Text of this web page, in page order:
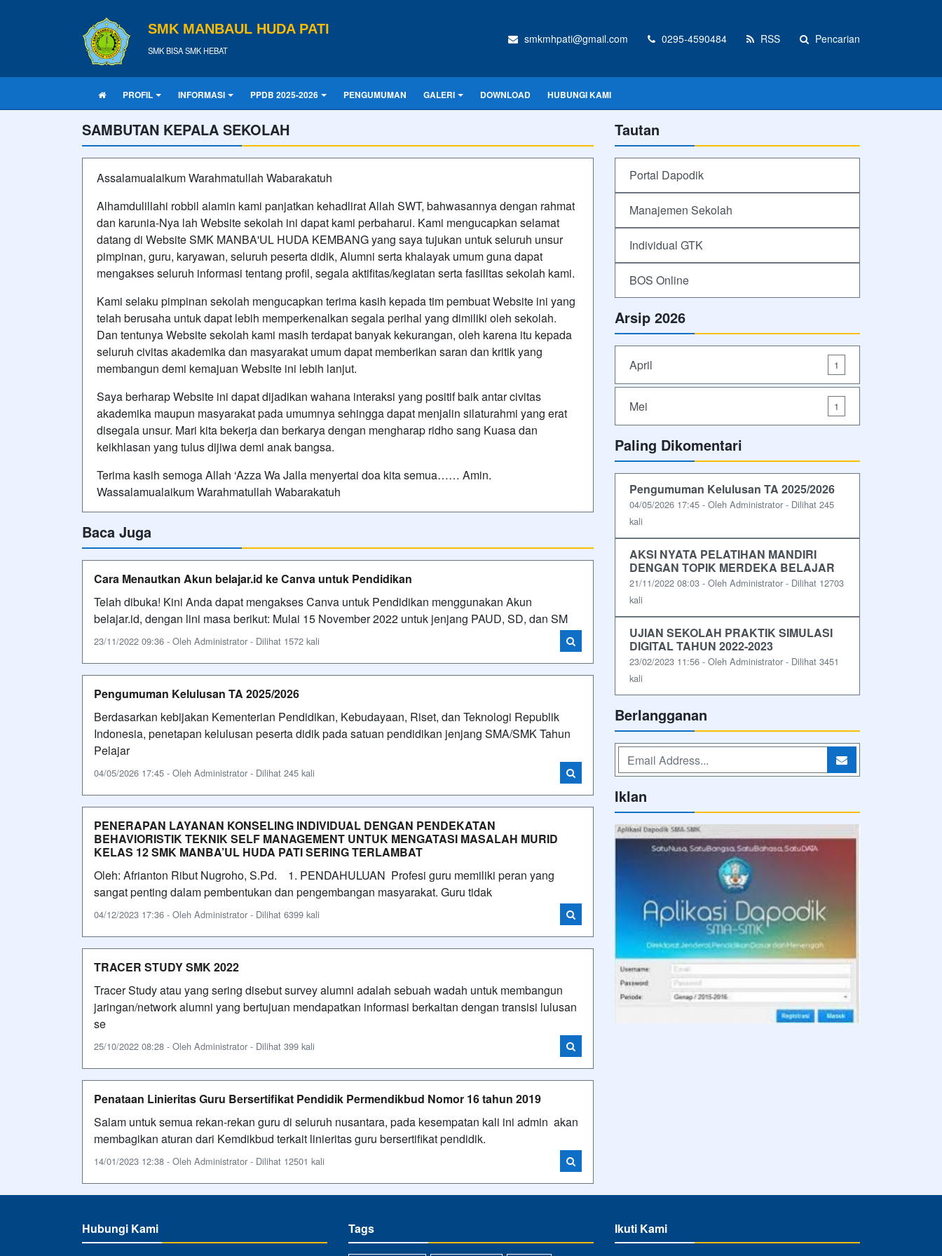
SMK MANBAUL HUDA PATI
SMK BISA SMK HEBAT
smkmhpati@gmail.com 0295-4590484 RSS Pencarian
PROFIL INFORMASI PPDB 2025-2026 PENGUMUMAN GALERI DOWNLOAD HUBUNGI KAMI
SAMBUTAN KEPALA SEKOLAH
Assalamualaikum Warahmatullah Wabarakatuh
Alhamdulillahi robbil alamin kami panjatkan kehadlirat Allah SWT, bahwasannya dengan rahmat
dan karunia-Nya lah Website sekolah ini dapat kami perbaharui. Kami mengucapkan selamat
datang di Website SMK MANBA'UL HUDA KEMBANG yang saya tujukan untuk seluruh unsur
pimpinan, guru, karyawan, seluruh peserta didik, Alumni serta khalayak umum guna dapat
mengakses seluruh informasi tentang profil, segala aktifitas/kegiatan serta fasilitas sekolah kami.
Kami selaku pimpinan sekolah mengucapkan terima kasih kepada tim pembuat Website ini yang
telah berusaha untuk dapat lebih memperkenalkan segala perihal yang dimiliki oleh sekolah.
Dan tentunya Website sekolah kami masih terdapat banyak kekurangan, oleh karena itu kepada
seluruh civitas akademika dan masyarakat umum dapat memberikan saran dan kritik yang
membangun demi kemajuan Website ini lebih lanjut.
Saya berharap Website ini dapat dijadikan wahana interaksi yang positif baik antar civitas
akademika maupun masyarakat pada umumnya sehingga dapat menjalin silaturahmi yang erat
disegala unsur. Mari kita bekerja dan berkarya dengan mengharap ridho sang Kuasa dan
keikhlasan yang tulus dijiwa demi anak bangsa.
Terima kasih semoga Allah ‘Azza Wa Jalla menyertai doa kita semua…… Amin.
Wassalamualaikum Warahmatullah Wabarakatuh
Baca Juga
Cara Menautkan Akun belajar.id ke Canva untuk Pendidikan
Telah dibuka! Kini Anda dapat mengakses Canva untuk Pendidikan menggunakan Akun
belajar.id, dengan lini masa berikut: Mulai 15 November 2022 untuk jenjang PAUD, SD, dan SM
23/11/2022 09:36 - Oleh Administrator - Dilihat 1572 kali
Pengumuman Kelulusan TA 2025/2026
Berdasarkan kebijakan Kementerian Pendidikan, Kebudayaan, Riset, dan Teknologi Republik
Indonesia, penetapan kelulusan peserta didik pada satuan pendidikan jenjang SMA/SMK Tahun
Pelajar
04/05/2026 17:45 - Oleh Administrator - Dilihat 245 kali
PENERAPAN LAYANAN KONSELING INDIVIDUAL DENGAN PENDEKATAN
BEHAVIORISTIK TEKNIK SELF MANAGEMENT UNTUK MENGATASI MASALAH MURID
KELAS 12 SMK MANBA’UL HUDA PATI SERING TERLAMBAT
Oleh: Afrianton Ribut Nugroho, S.Pd. 1. PENDAHULUAN Profesi guru memiliki peran yang
sangat penting dalam pembentukan dan pengembangan masyarakat. Guru tidak
04/12/2023 17:36 - Oleh Administrator - Dilihat 6399 kali
TRACER STUDY SMK 2022
Tracer Study atau yang sering disebut survey alumni adalah sebuah wadah untuk membangun
jaringan/network alumni yang bertujuan mendapatkan informasi berkaitan dengan transisi lulusan
se
25/10/2022 08:28 - Oleh Administrator - Dilihat 399 kali
Penataan Linieritas Guru Bersertifikat Pendidik Permendikbud Nomor 16 tahun 2019
Salam untuk semua rekan-rekan guru di seluruh nusantara, pada kesempatan kali ini admin akan
membagikan aturan dari Kemdikbud terkait linieritas guru bersertifikat pendidik.
14/01/2023 12:38 - Oleh Administrator - Dilihat 12501 kali
Tautan
Portal Dapodik
Manajemen Sekolah
Individual GTK
BOS Online
Arsip 2026
April 1
Mei 1
Paling Dikomentari
Pengumuman Kelulusan TA 2025/2026
04/05/2026 17:45 - Oleh Administrator - Dilihat 245
kali
AKSI NYATA PELATIHAN MANDIRI
DENGAN TOPIK MERDEKA BELAJAR
21/11/2022 08:03 - Oleh Administrator - Dilihat 12703
kali
UJIAN SEKOLAH PRAKTIK SIMULASI
DIGITAL TAHUN 2022-2023
23/02/2023 11:56 - Oleh Administrator - Dilihat 3451
kali
Berlangganan
Iklan
Hubungi Kami Tags Ikuti Kami